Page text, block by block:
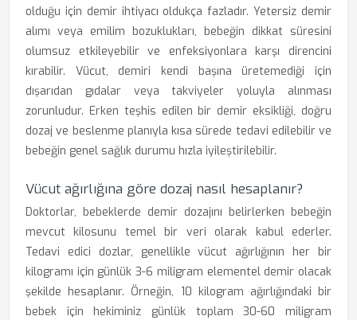
olduğu için demir ihtiyacı oldukça fazladır. Yetersiz demir
alımı veya emilim bozuklukları, bebeğin dikkat süresini
olumsuz etkileyebilir ve enfeksiyonlara karşı direncini
kırabilir. Vücut, demiri kendi başına üretemediği için
dışarıdan gıdalar veya takviyeler yoluyla alınması
zorunludur. Erken teşhis edilen bir demir eksikliği, doğru
dozaj ve beslenme planıyla kısa sürede tedavi edilebilir ve
bebeğin genel sağlık durumu hızla iyileştirilebilir.
Vücut ağırlığına göre dozaj nasıl hesaplanır?
Doktorlar, bebeklerde demir dozajını belirlerken bebeğin
mevcut kilosunu temel bir veri olarak kabul ederler.
Tedavi edici dozlar, genellikle vücut ağırlığının her bir
kilogramı için günlük 3-6 miligram elementel demir olacak
şekilde hesaplanır. Örneğin, 10 kilogram ağırlığındaki bir
bebek için hekiminiz günlük toplam 30-60 miligram